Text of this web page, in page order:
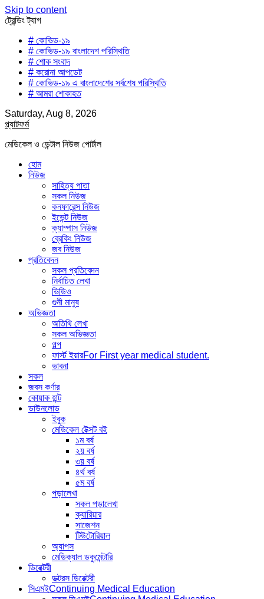
Skip to content
ট্রেন্ডিং ট্যাগ
# কোভিড-১৯
# কোভিড-১৯ বাংলাদেশ পরিস্থিতি
# শোক সংবাদ
# করোনা আপডেট
# কোভিড-১৯ এ বাংলাদেশের সর্বশেষ পরিস্থিতি
# আমরা শোকাহত
Saturday, Aug 8, 2026
প্ল্যাটফর্ম
মেডিকেল ও ডেন্টাল নিউজ পোর্টাল
হোম
নিউজ
সাহিত্য পাতা
সকল নিউজ
কনফারেন্স নিউজ
ইভেন্ট নিউজ
ক্যাম্পাস নিউজ
ব্রেকিং নিউজ
জব নিউজ
প্রতিবেদন
সকল প্রতিবেদন
নির্বাচিত লেখা
ভিডিও
গুনী মানুষ
অভিজ্ঞতা
অতিথি লেখা
সকল অভিজ্ঞতা
গল্প
ফার্স্ট ইয়ারFor First year medical student.
ভাবনা
সকল
জবস কর্ণার
কোয়াক হান্ট
ডাউনলোড
ইবুক
মেডিকেল টেক্সট বই
১ম বর্ষ
২য় বর্ষ
৩য় বর্ষ
৪র্থ বর্ষ
৫ম বর্ষ
পড়ালেখা
সকল পড়ালেখা
ক্যারিয়ার
সাজেশন
টিউটোরিয়াল
অ্যাপস
মেডিক্যাল ডকুমেন্টারি
ডিরেক্টরী
ডক্টরস ডিরেক্টরী
সিএমইContinuing Medical Education